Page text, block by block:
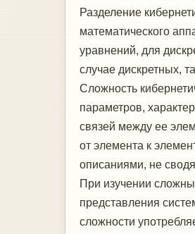
Разделение
математического
уравнений, для
случае дискретных,
Сложность
параметров,
связей между ее
от элемента к
описаниями, не
При изучении
представления
сложности